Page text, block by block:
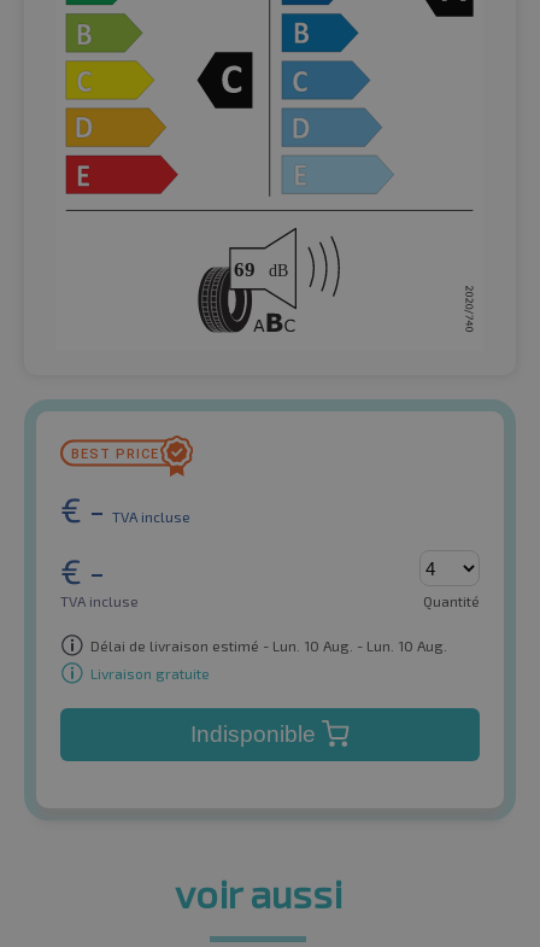
€ - TVA incluse
€ -
TVA incluse Quantité
Délai de livraison estimé - Lun. 10 Aug. - Lun. 10 Aug.
Livraison gratuite
Indisponible
voir aussi